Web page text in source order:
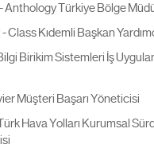
Anthology Türkiye Bölge
Kıdemli Başkan
Birikim Sistemleri İş
Müşteri Başarı Yöneticisi
Hava Yolları Kurumsal